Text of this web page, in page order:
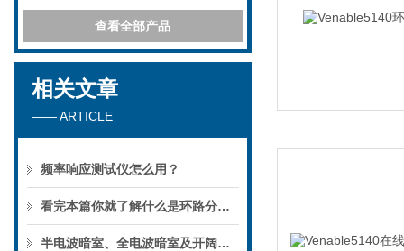
查看全部产品
相关文章
—— ARTICLE
频率响应测试仪怎么用？
看完本篇你就了解什么是环路分析仪了
半电波暗室、全电波暗室及开阔场介绍